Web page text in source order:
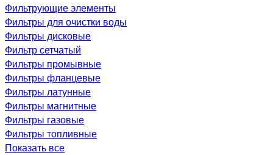
Фильтрующие элементы
Фильтры для очистки воды
Фильтры дисковые
Фильтр сетчатый
Фильтры промывные
Фильтры фланцевые
Фильтры латунные
Фильтры магнитные
Фильтры газовые
Фильтры топливные
Показать все